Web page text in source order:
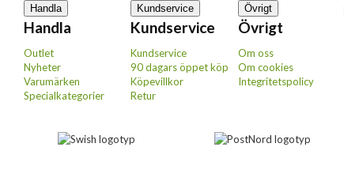
Handla
Handla
Outlet
Nyheter
Varumärken
Specialkategorier
Kundservice
Kundservice
Kundservice
90 dagars öppet köp
Köpevillkor
Retur
Övrigt
Övrigt
Om oss
Om cookies
Integritetspolicy